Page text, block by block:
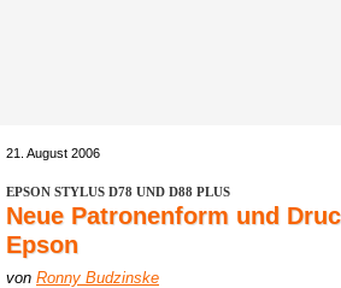
21. August 2006
EPSON STYLUS D78 UND D88 PLUS
Neue Patronenform und
Epson
von Ronny Budzinske